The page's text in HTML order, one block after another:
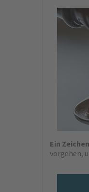
Ein
vorgehen,